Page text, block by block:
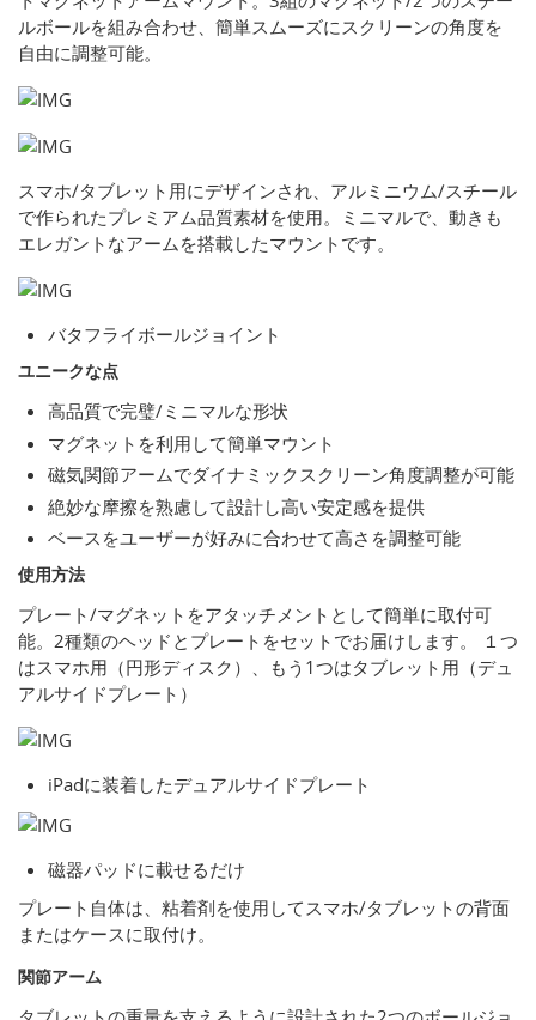
ルボールを組み合わせ、簡単スムーズにスクリーンの角度を
自由に調整可能。
スマホ/タブレット用にデザインされ、アルミニウム/スチール
で作られたプレミアム品質素材を使用。ミニマルで、動きも
エレガントなアームを搭載したマウントです。
バタフライボールジョイント
ユニークな点
高品質で完璧/ミニマルな形状
マグネットを利用して簡単マウント
磁気関節アームでダイナミックスクリーン角度調整が可能
絶妙な摩擦を熟慮して設計し高い安定感を提供
ベースをユーザーが好みに合わせて高さを調整可能
使用方法
プレート/マグネットをアタッチメントとして簡単に取付可
能。2種類のヘッドとプレートをセットでお届けします。 １つ
はスマホ用（円形ディスク）、もう1つはタブレット用（デュ
アルサイドプレート）
iPadに装着したデュアルサイドプレート
磁器パッドに載せるだけ
プレート自体は、粘着剤を使用してスマホ/タブレットの背面
またはケースに取付け。
関節アーム